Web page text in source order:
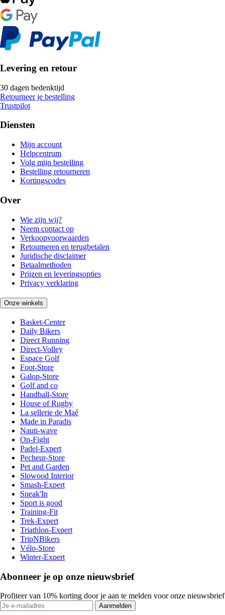
Levering en retour
30 dagen bedenktijd
Retourneer je bestelling
Trustpilot
Diensten
Mijn account
Helpcentrum
Volg mijn bestelling
Bestelling retourneren
Kortingscodes
Over
Wie zijn wij?
Neem contact op
Verkoopvoorwaarden
Retourneren en terugbetalen
Juridische disclaimer
Betaalmethoden
Prijzen en leveringsopties
Privacy verklaring
Onze winkels
Basket-Center
Daily Bikers
Direct Running
Direct-Volley
Espace Golf
Foot-Store
Galop-Store
Golf and co
Handball-Store
House of Rugby
La sellerie de Maé
Made in Paradis
Nauti-wave
On-Fight
Padel-Expert
Pecheur-Store
Pet and Garden
Slowood Interior
Smash-Expert
Sneak'In
Sport is good
Training-Fit
Trek-Expert
Triathlon-Expert
TripNBikers
Vélo-Store
Winter-Expert
Abonneer je op onze nieuwsbrief
Profiteer van 10% korting door je aan te melden voor onze nieuwsbrief
Aanmelden